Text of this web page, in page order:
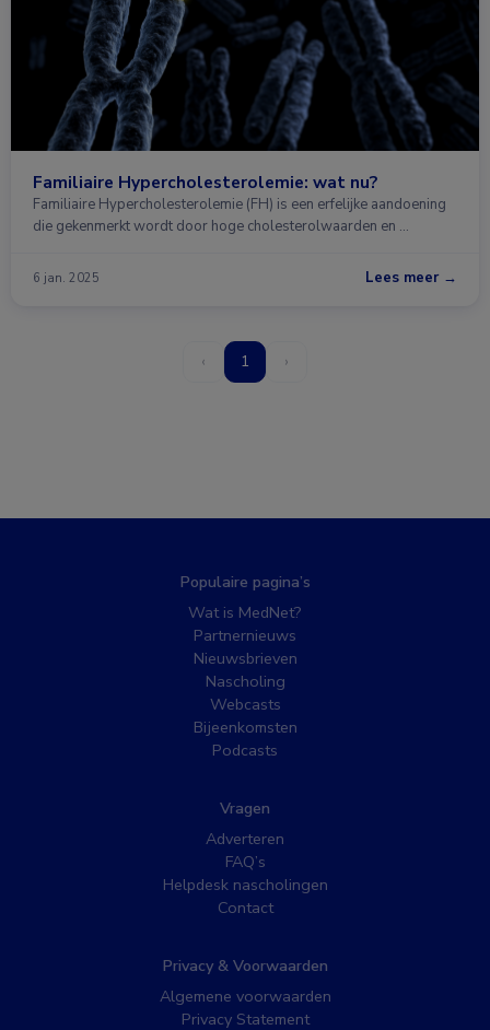
Familiaire Hypercholesterolemie: wat nu?
Familiaire Hypercholesterolemie (FH) is een erfelijke aandoening
die gekenmerkt wordt door hoge cholesterolwaarden en …
6 jan. 2025 Lees meer →
‹ 1 ›
Populaire pagina’s
Wat is MedNet?
Partnernieuws
Nieuwsbrieven
Nascholing
Webcasts
Bijeenkomsten
Podcasts
Vragen
Adverteren
FAQ’s
Helpdesk nascholingen
Contact
Privacy & Voorwaarden
Algemene voorwaarden
Privacy Statement